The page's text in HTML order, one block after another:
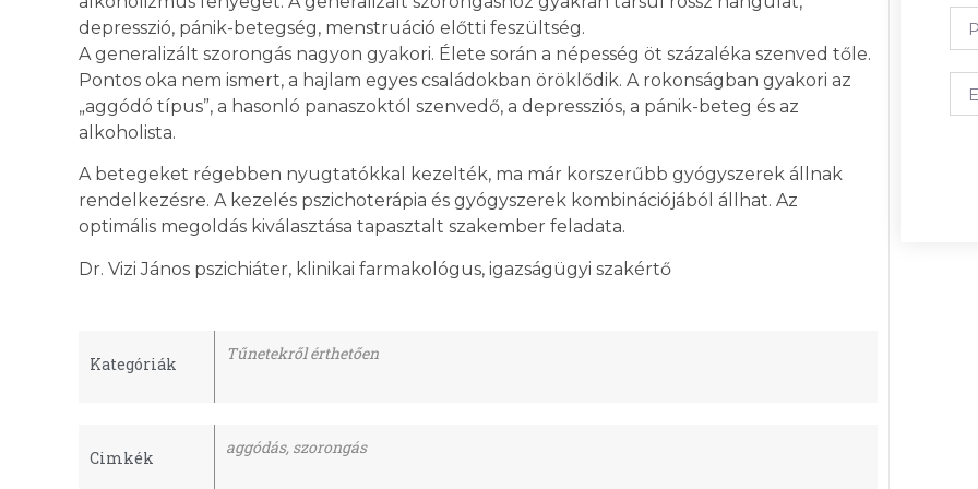
depresszió, pánik-betegség, menstruáció előtti feszültség.
A generalizált szorongás nagyon gyakori. Élete során a népesség öt százaléka szenved tőle.
Pontos oka nem ismert, a hajlam egyes családokban öröklődik. A rokonságban gyakori az
„aggódó típus”, a hasonló panaszoktól szenvedő, a depressziós, a pánik-beteg és az
alkoholista.
A betegeket régebben nyugtatókkal kezelték, ma már korszerűbb gyógyszerek állnak
rendelkezésre. A kezelés pszichoterápia és gyógyszerek kombinációjából állhat. Az
optimális megoldás kiválasztása tapasztalt szakember feladata.
Dr. Vizi János pszichiáter, klinikai farmakológus, igazságügyi szakértő
Kategóriák
Tűnetekről érthetően
Cimkék
aggódás, szorongás